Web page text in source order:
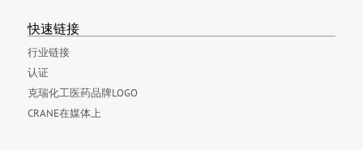
快速链接
行业链接
认证
克瑞化工医药品牌LOGO
CRANE在媒体上